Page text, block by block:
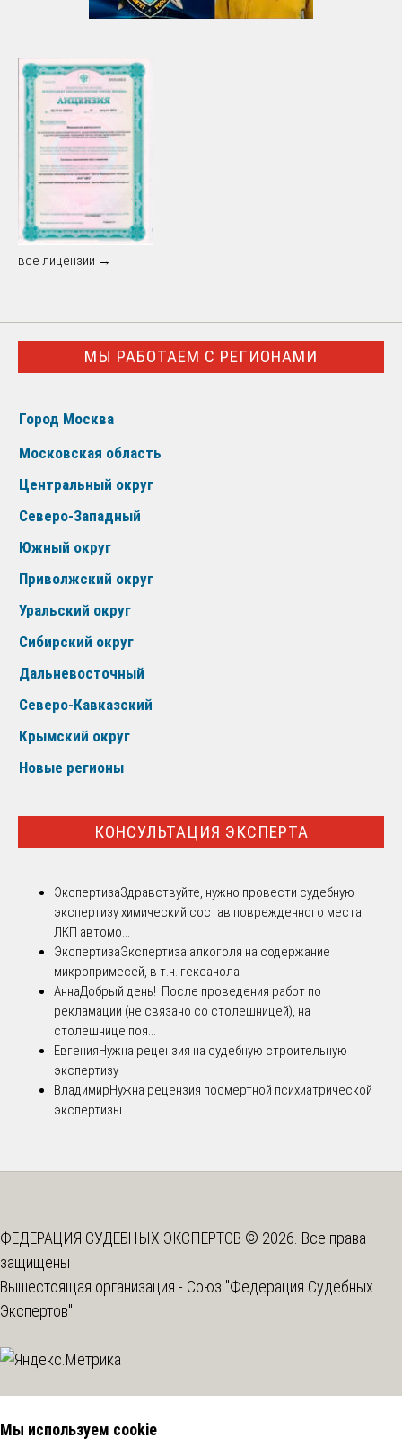
все лицензии →
МЫ РАБОТАЕМ С РЕГИОНАМИ
Город Москва
Московская область
Центральный округ
Северо-Западный
Южный округ
Приволжский округ
Уральский округ
Сибирский округ
Дальневосточный
Северо-Кавказский
Крымский округ
Новые регионы
КОНСУЛЬТАЦИЯ ЭКСПЕРТА
ЭкспертизаЗдравствуйте, нужно провести судебную
экспертизу химический состав поврежденного места
ЛКП автомо...
ЭкспертизаЭкспертиза алкоголя на содержание
микропримесей, в т.ч. гексанола
АннаДобрый день! После проведения работ по
рекламации (не связано со столешницей), на
столешнице поя...
ЕвгенияНужна рецензия на судебную строительную
экспертизу
ВладимирНужна рецензия посмертной психиатрической
экспертизы
ФЕДЕРАЦИЯ СУДЕБНЫХ ЭКСПЕРТОВ © 2026. Все права
защищены
Вышестоящая организация - Союз "Федерация Судебных
Экспертов"
Мы используем cookie